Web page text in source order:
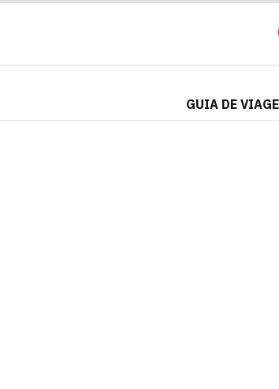
GUIA DE